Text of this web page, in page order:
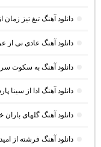
دانلود آهنگ تیغ تیز
دانلود آهنگ عادی نی
دانلود آهنگ به سکوت
دانلود آهنگ ادا از سینا
دانلود آهنگ گلهای
دانلود آهنگ فرشته از